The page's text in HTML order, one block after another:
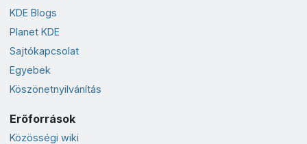
KDE Blogs
Planet KDE
Sajtókapcsolat
Egyebek
Köszönetnyilvánítás
Erőforrások
Közösségi wiki